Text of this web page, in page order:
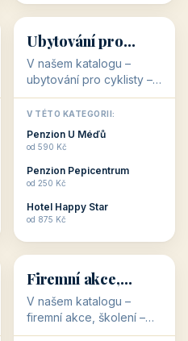
🚴 32 objektů
Ubytování pro
cyklisty
V našem katalogu –
ubytování pro cyklisty –
jsou pro Vás připraveny
objekty, které jsou na
milovníky cykloturistiky
připraveny. Většinou mají
V TÉTO KATEGORII:
Penzion U Méďů
od 590 Kč
Penzion Pepicentrum
od 250 Kč
Hotel Happy Star
od 875 Kč
💼
💼
31 objektů
Firemní akce,
školení
V našem katalogu –
firemní akce, školení –
jsou pro Vás připraveny